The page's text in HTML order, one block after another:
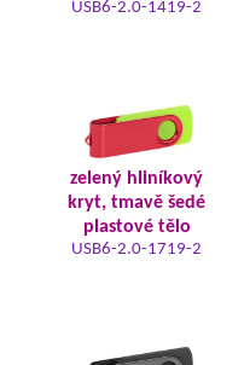
USB6-2.0-1419-2
zelený hliníkový
kryt, tmavě šedé
plastové tělo
USB6-2.0-1719-2